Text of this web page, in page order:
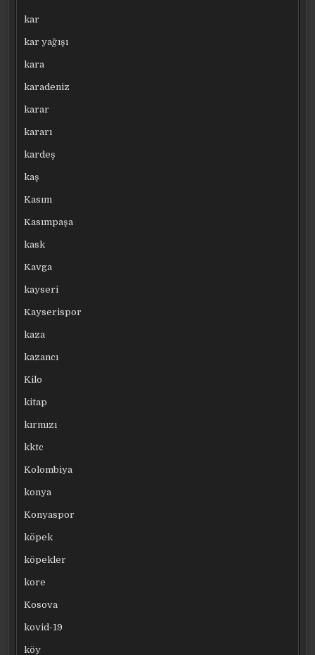
kar
kar yağışı
kara
karadeniz
karar
kararı
kardeş
kaş
Kasım
Kasımpaşa
kask
Kavga
kayseri
Kayserispor
kaza
kazancı
Kilo
kitap
kırmızı
kktc
Kolombiya
konya
Konyaspor
köpek
köpekler
kore
Kosova
kovid-19
köy